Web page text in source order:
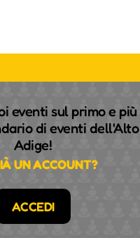
eventi sul primo e più
di eventi dell'Alto
Adige!
UN ACCOUNT?
ACCEDI